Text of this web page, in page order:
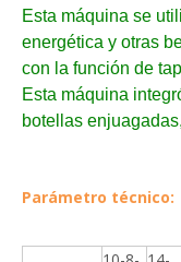
Esta máquina se
energética y otras
con la función de
Esta máquina
botellas
Parámetro técnico: